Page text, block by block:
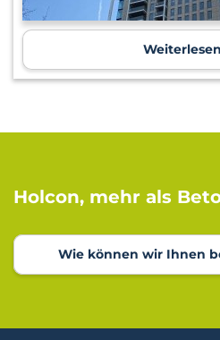
Weiterlesen
Holcon, mehr als
Wie können wir Ihnen